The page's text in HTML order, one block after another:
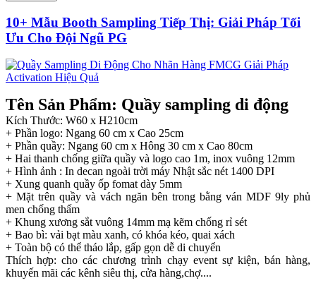
10+ Mẫu Booth Sampling Tiếp Thị: Giải Pháp Tối
Ưu Cho Đội Ngũ PG
Tên Sản Phẩm: Quầy sampling di động
Kích Thước: W60 x H210cm
+ Phần logo: Ngang 60 cm x Cao 25cm
+ Phần quầy: Ngang 60 cm x Hông 30 cm x Cao 80cm
+ Hai thanh chống giữa quầy và logo cao 1m, inox vuông 12mm
+ Hình ảnh : In decan ngoài trời máy Nhật sắc nét 1400 DPI
+ Xung quanh quầy ốp fomat dày 5mm
+ Mặt trên quầy và vách ngăn bên trong bằng ván MDF 9ly phủ
men chống thấm
+ Khung xương sắt vuông 14mm mạ kẽm chống rỉ sét
+ Bao bì: vải bạt màu xanh, có khóa kéo, quai xách
+ Toàn bộ có thể tháo lắp, gấp gọn dễ di chuyển
Thích hợp: cho các chương trình chạy event sự kiện, bán hàng,
khuyến mãi các kênh siêu thị, cửa hàng,chợ....